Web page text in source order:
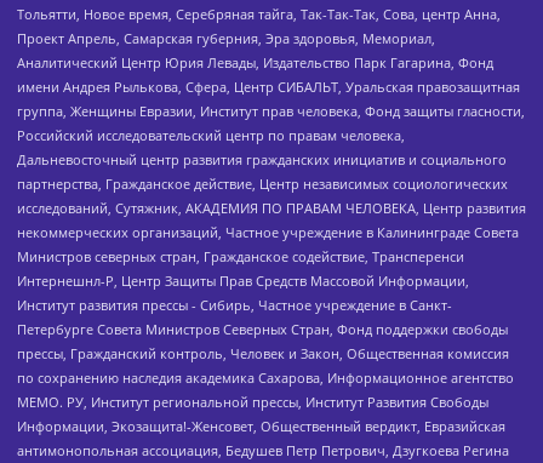
Тольятти, Новое время, Серебряная тайга, Так-Так-Так, Сова, центр Анна,
Проект Апрель, Самарская губерния, Эра здоровья, Мемориал,
Аналитический Центр Юрия Левады, Издательство Парк Гагарина, Фонд
имени Андрея Рылькова, Сфера, Центр СИБАЛЬТ, Уральская правозащитная
группа, Женщины Евразии, Институт прав человека, Фонд защиты гласности,
Российский исследовательский центр по правам человека,
Дальневосточный центр развития гражданских инициатив и социального
партнерства, Гражданское действие, Центр независимых социологических
исследований, Сутяжник, АКАДЕМИЯ ПО ПРАВАМ ЧЕЛОВЕКА, Центр развития
некоммерческих организаций, Частное учреждение в Калининграде Совета
Министров северных стран, Гражданское содействие, Трансперенси
Интернешнл-Р, Центр Защиты Прав Средств Массовой Информации,
Институт развития прессы - Сибирь, Частное учреждение в Санкт-
Петербурге Совета Министров Северных Стран, Фонд поддержки свободы
прессы, Гражданский контроль, Человек и Закон, Общественная комиссия
по сохранению наследия академика Сахарова, Информационное агентство
МЕМО. РУ, Институт региональной прессы, Институт Развития Свободы
Информации, Экозащита!-Женсовет, Общественный вердикт, Евразийская
антимонопольная ассоциация, Бедушев Петр Петрович, Дзугкоева Регина